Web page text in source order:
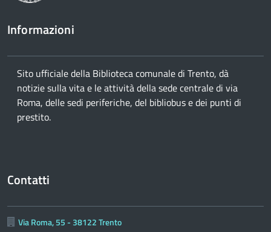
Informazioni
Sito ufficiale della Biblioteca comunale di Trento, dà
notizie sulla vita e le attività della sede centrale di via
Roma, delle sedi periferiche, del bibliobus e dei punti di
prestito.
Contatti
Via Roma, 55 - 38122 Trento